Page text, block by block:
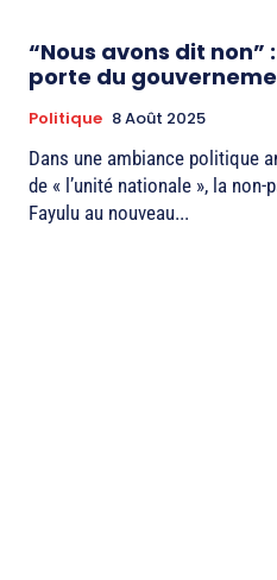
“Nous avons dit non”
porte du
Politique 8 Août 2025
Dans une ambiance politique
de « l’unité nationale », la
Fayulu au nouveau...